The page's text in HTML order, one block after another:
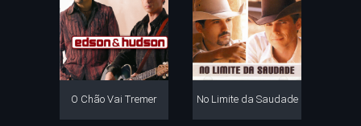
O Chão Vai Tremer No Limite da Saudade